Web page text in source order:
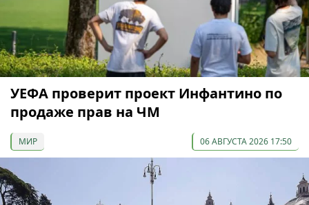
УЕФА проверит проект Инфантино по
продаже прав на ЧМ
МИР 06 АВГУСТА 2026 17:50